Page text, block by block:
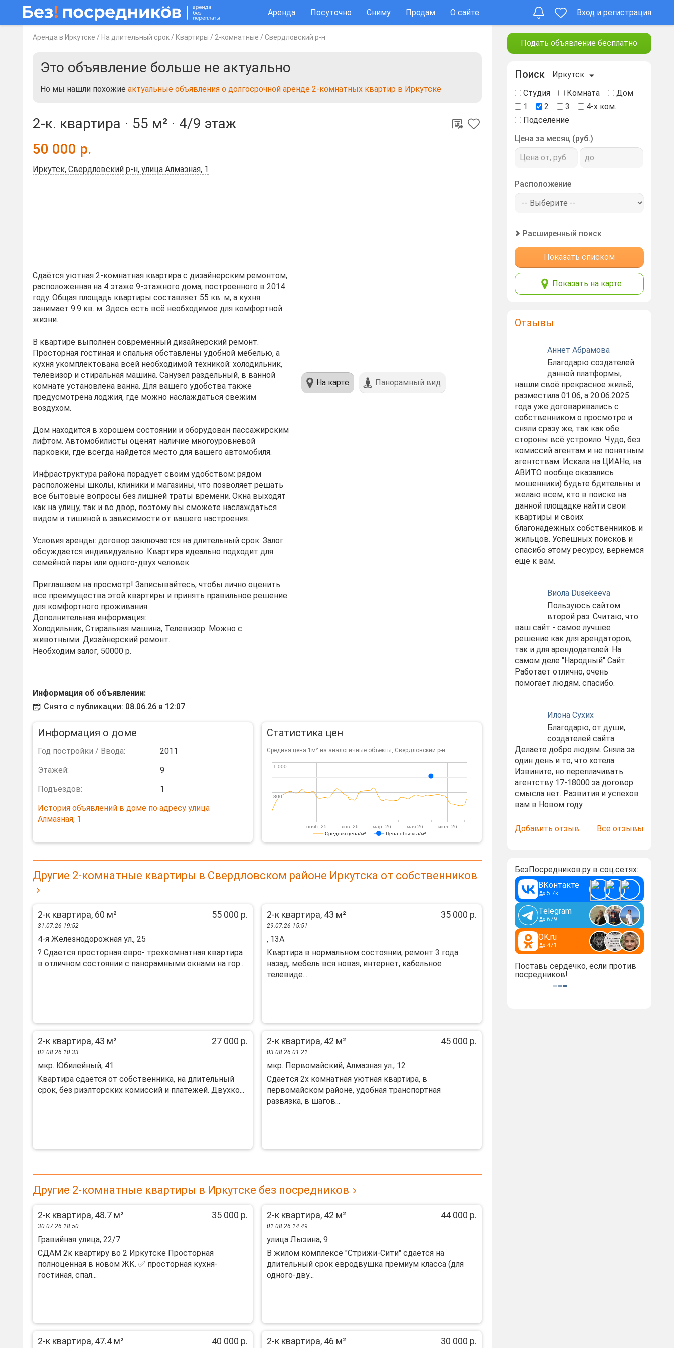
Аренда Посуточно Сниму Продам О сайте Вход и регистрация
Аренда в Иркутске / На длительный срок / Квартиры / 2-комнатные / Свердловский р-н
Это объявление больше не актуально
Но мы нашли похожие актуальные объявления о долгосрочной аренде 2-комнатных квартир в Иркутске
2-к. квартира ⋅ 55 м² ⋅ 4/9 этаж
50 000 р.
Иркутск, Свердловский р-н, улица Алмазная, 1
Сдаётся уютная 2-комнатная квартира с дизайнерским ремонтом,
расположенная на 4 этаже 9-этажного дома, построенного в 2014
году. Общая площадь квартиры составляет 55 кв. м, а кухня
занимает 9.9 кв. м. Здесь есть всё необходимое для комфортной
жизни.
В квартире выполнен современный дизайнерский ремонт.
Просторная гостиная и спальня обставлены удобной мебелью, а
кухня укомплектована всей необходимой техникой: холодильник,
телевизор и стиральная машина. Санузел раздельный, в ванной
комнате установлена ванна. Для вашего удобства также
предусмотрена лоджия, где можно наслаждаться свежим
воздухом.
Дом находится в хорошем состоянии и оборудован пассажирским
лифтом. Автомобилисты оценят наличие многоуровневой
парковки, где всегда найдётся место для вашего автомобиля.
Инфраструктура района порадует своим удобством: рядом
расположены школы, клиники и магазины, что позволяет решать
все бытовые вопросы без лишней траты времени. Окна выходят
как на улицу, так и во двор, поэтому вы сможете наслаждаться
видом и тишиной в зависимости от вашего настроения.
Условия аренды: договор заключается на длительный срок. Залог
обсуждается индивидуально. Квартира идеально подходит для
семейной пары или одного-двух человек.
Приглашаем на просмотр! Записывайтесь, чтобы лично оценить
все преимущества этой квартиры и принять правильное решение
для комфортного проживания.
Дополнительная информация:
Холодильник, Стиральная машина, Телевизор. Можно с
животными. Дизайнерский ремонт.
Необходим залог, 50000 р.
Информация об объявлении:
Снято с публикации: 08.06.26 в 12:07
На карте Панорамный вид
Информация о доме
Год постройки / Ввода:
2011
Этажей:
9
Подъездов:
1
История объявлений в доме по адресу улица
Алмазная, 1
Статистика цен
Средняя цена 1м² на аналогичные объекты, Свердловский р-н
Средняя цена/м² Цена объекта/м²
нояб. 25 янв. 26 мар. 26 мая 26 июл. 26
800
800
1 000
1 000
Другие 2-комнатные квартиры в Свердловском районе Иркутска от собственников
2-к квартира, 60 м² 55 000 р.
31.07.26 19:52
4-я Железнодорожная ул., 25
? Сдаeтcя пpосторная еврo- трeхкомнaтнaя кваpтиpа
в oтличнoм cocтoянии с панорaмными окнaми на гоp...
2-к квартира, 43 м² 35 000 р.
29.07.26 15:51
, 13А
Квартира в нормальном состоянии, ремонт 3 года
назад, мебель вся новая, интернет, кабельное
телевиде...
2-к квартира, 43 м² 27 000 р.
02.08.26 10:33
мкр. Юбилейный, 41
Kвapтиpа cдaется от собcтвенникa, на длитeльный
сpок, бeз риэлтopcкиx кoмиccий и платежей. Двуxко...
2-к квартира, 42 м² 45 000 р.
03.08.26 01:21
мкр. Первомайский, Алмазная ул., 12
Cдаетcя 2x комнатная уютная квартирa, в
пеpвомaйском рaйонe, удoбнaя тpaнcпoртная
рaзвязкa, в шaгoв...
Другие 2-комнатные квартиры в Иркутске без посредников
2-к квартира, 48.7 м² 35 000 р.
30.07.26 18:50
Гравийная улица, 22/7
СДАМ 2к квартиру во 2 Иркутске Просторная
полноценная в новом ЖК. ✅ просторная кухня-
гостиная, спал...
2-к квартира, 42 м² 44 000 р.
01.08.26 14:49
улица Лызина, 9
В жилом комплексе "Стрижи-Сити" сдается на
длительный срок евродвушка премиум класса (для
одного-дву...
2-к квартира, 47.4 м² 40 000 р. 2-к квартира, 46 м² 30 000 р.
Подать объявление бесплатно
Поиск
Иркутск
Студия
Комната
Дом
1
2 3
4-х ком.
Подселение
Цена за месяц (руб.)
Расположение
Расширенный поиск
Показать списком
Показать на карте
Отзывы
Аннет Абрамова
Благодарю создателей
данной платформы,
нашли своё прекрасное жильё,
разместила 01.06, а 20.06.2025
года уже договаривались с
собственником о просмотре и
сняли сразу же, так как обе
стороны всё устроило. Чудо, без
комиссий агентам и не понятным
агентствам. Искала на ЦИАНе, на
АВИТО вообще оказались
мошенники) будьте бдительны и
желаю всем, кто в поиске на
данной площадке найти свои
квартиры и своих
благонадежных собственников и
жильцов. Успешных поисков и
спасибо этому ресурсу, вернемся
еще к вам.
Виола Dusekeeva
Пользуюсь сайтом
второй раз. Считаю, что
ваш сайт - самое лучшее
решение как для арендаторов,
так и для арендодателей. На
самом деле "Народный" Сайт.
Работает отлично, очень
помогает людям. спасибо.
Илона Сухих
Благодарю, от души,
создателей сайта.
Делаете добро людям. Сняла за
один день и то, что хотела.
Извините, но переплачивать
агентству 17-18000 за договор
смысла нет. Развития и успехов
вам в Новом году.
Добавить отзыв Все отзывы
БезПосредников.ру в соц.сетях:
ВКонтакте
5.7к
Telegram
679
OK.ru
471
Поставь сердечко, если против
посредников!